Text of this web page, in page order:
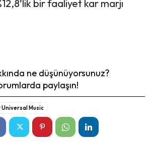
bir faaliyet kar marjı
ne düşünüyorsunuz?
paylaşın!
Music